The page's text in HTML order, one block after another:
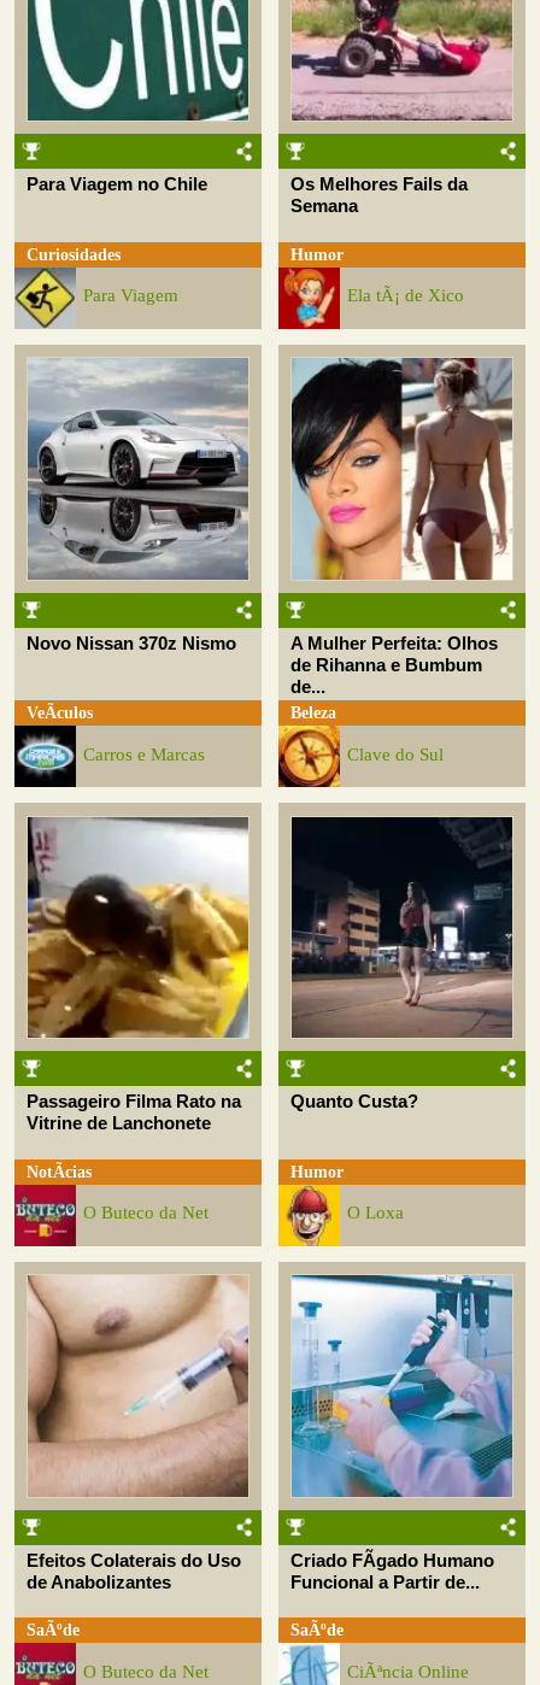
Para Viagem no Chile
Curiosidades
Para Viagem
Os Melhores Fails da
Semana
Humor
Ela tÃ¡ de Xico
Novo Nissan 370z Nismo
VeÃ­culos
Carros e Marcas
A Mulher Perfeita: Olhos
de Rihanna e Bumbum
de...
Beleza
Clave do Sul
Passageiro Filma Rato na
Vitrine de Lanchonete
NotÃ­cias
O Buteco da Net
Quanto Custa?
Humor
O Loxa
Efeitos Colaterais do Uso
de Anabolizantes
SaÃºde
O Buteco da Net
Criado FÃ­gado Humano
Funcional a Partir de...
SaÃºde
CiÃªncia Online